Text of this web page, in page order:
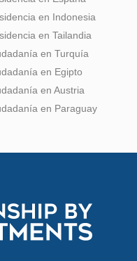
en Indonesia
en Tailandia
en Turquía
en Egipto
en Austria
en Paraguay